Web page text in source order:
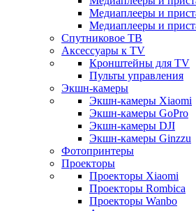
Медиаплееры и
Медиаплееры и
Спутниковое ТВ
Аксессуары к TV
Кронштейны для TV
Пульты управления
Экшн-камеры
Экшн-камеры Xiaomi
Экшн-камеры GoPro
Экшн-камеры DJI
Экшн-камеры Ginzzu
Фотопринтеры
Проекторы
Проекторы Xiaomi
Проекторы Rombica
Проекторы Wanbo